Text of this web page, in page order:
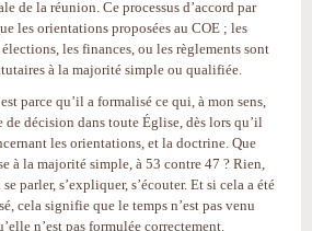
de la réunion. Ce processus d’accord par
les orientations proposées au COE ; les
les finances, ou les règlements sont
à la majorité simple ou qualifiée.
parce qu’il a formalisé ce qui, à mon sens,
de décision dans toute Église, dès lors qu’il
les orientations, et la doctrine. Que
à la majorité simple, à 53 contre 47 ? Rien,
parler, s’expliquer, s’écouter. Et si cela a été
cela signifie que le temps n’est pas venu
n’est pas formulée correctement.